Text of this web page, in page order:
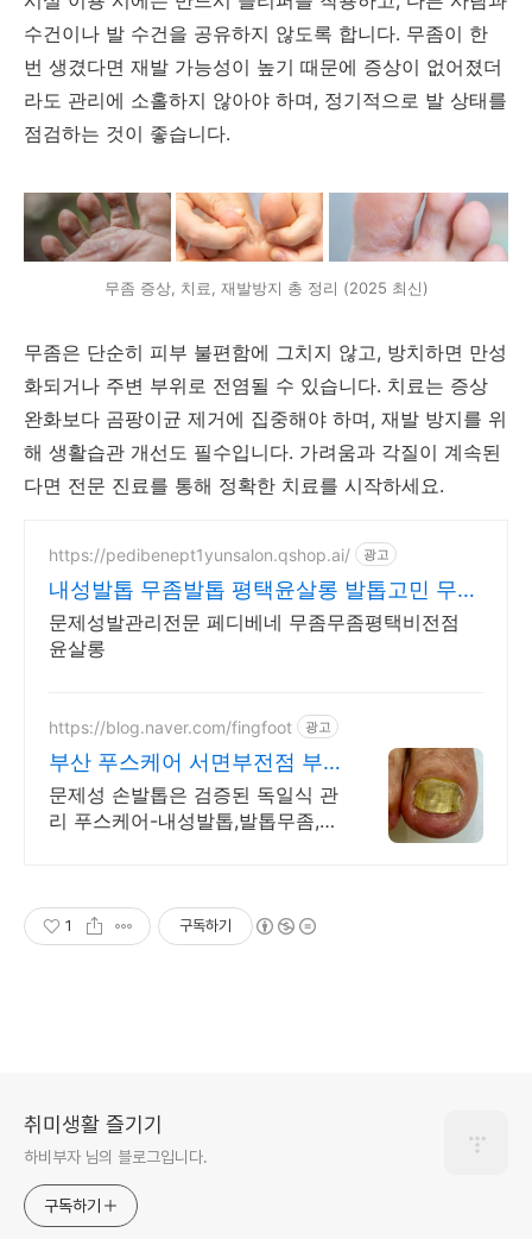
수건이나 발 수건을 공유하지 않도록 합니다. 무좀이 한
번 생겼다면 재발 가능성이 높기 때문에 증상이 없어졌더
라도 관리에 소홀하지 않아야 하며, 정기적으로 발 상태를
점검하는 것이 좋습니다.
무좀 증상, 치료, 재발방지 총 정리 (2025 최신)
무좀은 단순히 피부 불편함에 그치지 않고, 방치하면 만성
화되거나 주변 부위로 전염될 수 있습니다. 치료는 증상
완화보다 곰팡이균 제거에 집중해야 하며, 재발 방지를 위
해 생활습관 개선도 필수입니다. 가려움과 각질이 계속된
다면 전문 진료를 통해 정확한 치료를 시작하세요.
https://pedibenept1yunsalon.qshop.ai/ 광고
내성발톱 무좀발톱 평택윤살롱 발톱고민 무료
상담 환영합니다
문제성발관리전문 페디베네 무좀무좀평택비전점
윤살롱
https://blog.naver.com/fingfoot 광고
부산 푸스케어 서면부전점 부
산발톱무좀 서면발톱무좀
문제성 손발톱은 검증된 독일식 관
리 푸스케어-내성발톱,발톱무좀,멍
1 구독하기
취미생활 즐기기
하비부자 님의 블로그입니다.
구독하기